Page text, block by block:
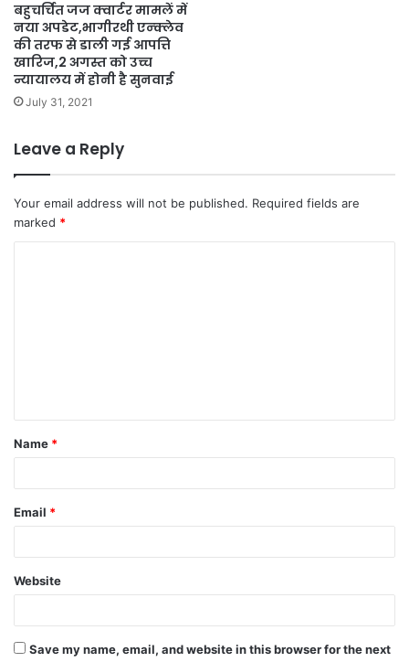
बहुचर्चित जज क्वार्टर मामलें में
नया अपडेट,भागीरथी एन्क्लेव
की तरफ से डाली गई आपत्ति
खारिज,2 अगस्त को उच्च
न्यायालय में होनी है सुनवाई
July 31, 2021
Leave a Reply
Your email address will not be published. Required fields are
marked *
t
*
Name *
Email *
Website
Save my name, email, and website in this browser for the next